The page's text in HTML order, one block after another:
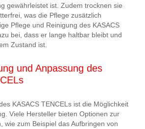
gewährleistet ist. Zudem trocknen sie
was die Pflege zusätzlich
Pflege und Reinigung des KASACS
bei, dass er lange haltbar bleibt und
Zustand ist.
und Anpassung des
KASACS TENCELs ist die Möglichkeit
Viele Hersteller bieten Optionen zur
wie zum Beispiel das Aufbringen von